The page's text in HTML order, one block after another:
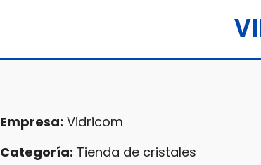
Empresa: Vidricom
Categoría: Tienda de cristales